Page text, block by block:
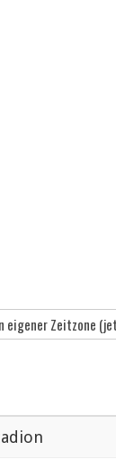
eigener Zeitzone